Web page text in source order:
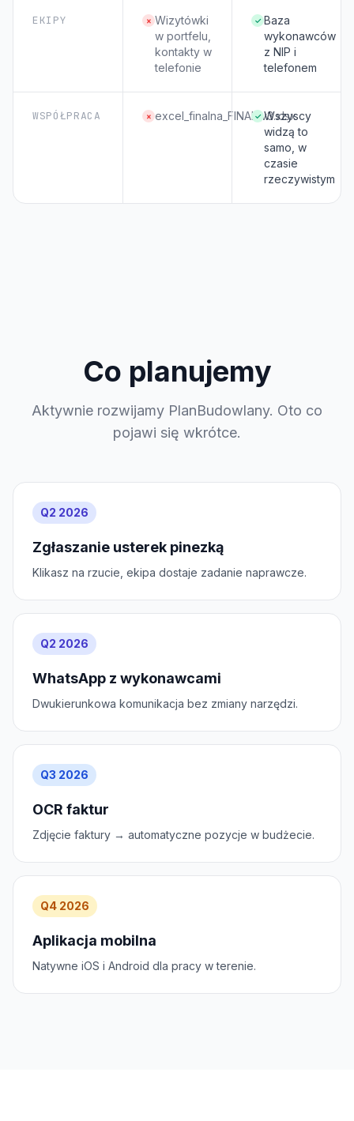
EKIPY × Wizytówki
w portfelu,
kontakty w
telefonie
✓ Baza
wykonawców
z NIP i
telefonem
WSPÓŁPRACA × excel_finalna_FINAL_v3.xlsx
✓ Wszyscy
widzą to
samo, w
czasie
rzeczywistym
Co planujemy
Aktywnie rozwijamy PlanBudowlany. Oto co
pojawi się wkrótce.
Q2 2026
Zgłaszanie usterek pinezką
Klikasz na rzucie, ekipa dostaje zadanie naprawcze.
Q2 2026
WhatsApp z wykonawcami
Dwukierunkowa komunikacja bez zmiany narzędzi.
Q3 2026
OCR faktur
Zdjęcie faktury → automatyczne pozycje w budżecie.
Q4 2026
Aplikacja mobilna
Natywne iOS i Android dla pracy w terenie.